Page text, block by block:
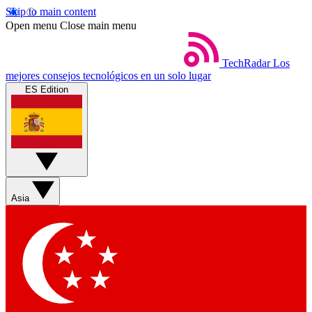
Skip to main content
Open menu Close main menu
TechRadar Los
mejores consejos tecnológicos en un solo lugar
ES Edition
Asia